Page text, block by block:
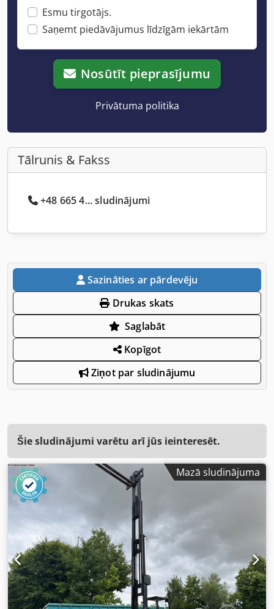
Esmu tirgotājs.
Saņemt piedāvājumus līdzīgām iekārtām
Nosūtīt pieprasījumu
Privātuma politika
Tālrunis & Fakss
+48 665 4... sludinājumi
Sazināties ar pārdevēju
Drukas skats
Saglabāt
Kopīgot
Ziņot par sludinājumu
Šie sludinājumi varētu arī jūs ieinteresēt.
Mazā sludinājuma